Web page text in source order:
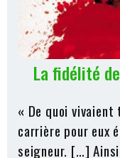
La fidélité
« De quoi
carrière pour eux
seigneur. […]